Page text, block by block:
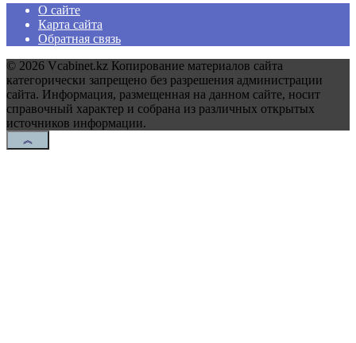
О сайте
Карта сайта
Обратная связь
© 2026 Vcabinet.kz Копирование материалов сайта
категорически запрещено без разрешения администрации
сайта. Информация, размещенная на данном сайте, носит
справочный характер и собрана из различных открытых
источников информации.